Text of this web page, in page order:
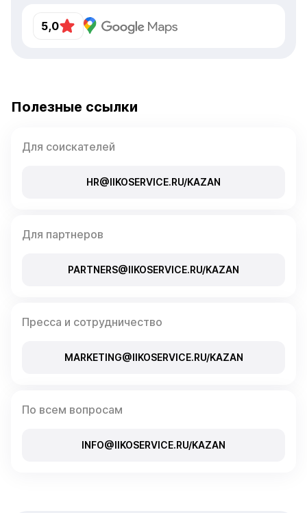
5,0
Полезные ссылки
Для соискателей
HR@IIKOSERVICE.RU/KAZAN
Для партнеров
PARTNERS@IIKOSERVICE.RU/KAZAN
Пресса и сотрудничество
MARKETING@IIKOSERVICE.RU/KAZAN
По всем вопросам
INFO@IIKOSERVICE.RU/KAZAN